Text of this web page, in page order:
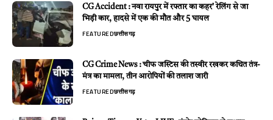
CG Accident : नवा रायपुर में रफ्तार का कहर’ रेलिंग से जा
भिड़ी कार, हादसे में एक की मौत और 5 घायल
FEATUREDछत्तीसगढ़
CG Crime News : चीफ जस्टिस की तस्वीर रखकर कथित तंत्र-
मंत्र का मामला, तीन आरोपियों की तलाश जारी
FEATUREDछत्तीसगढ़